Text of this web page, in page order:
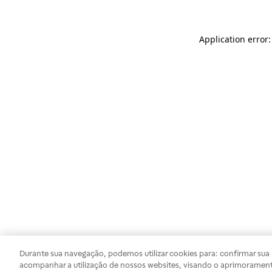
Application
Durante sua navegação, podemos utilizar cookies para: confirmar
acompanhar a utilização de nossos websites, visando o